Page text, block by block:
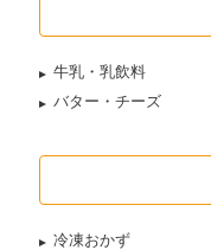
牛乳・乳飲料
バター・チーズ
冷凍おかず